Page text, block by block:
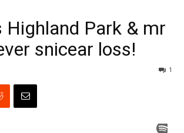
Highland Park & mr
snicear loss!
1